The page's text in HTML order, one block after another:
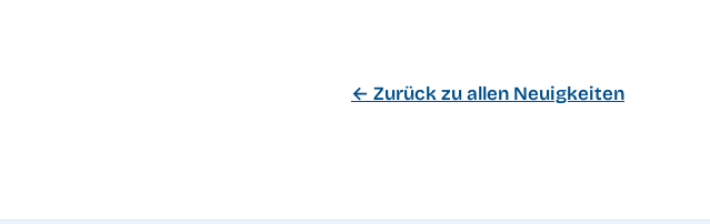
← Zurück zu allen Neuigkeiten